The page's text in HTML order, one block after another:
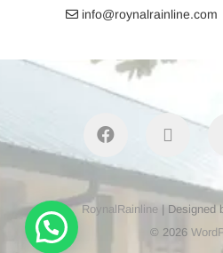
info@roynalrainline.com
facebook twitter
RoynalRainline | Designed
© 2026